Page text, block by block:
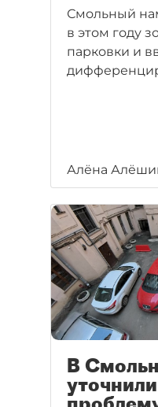
Смольный
в этом году
парковки и
Алёна
В